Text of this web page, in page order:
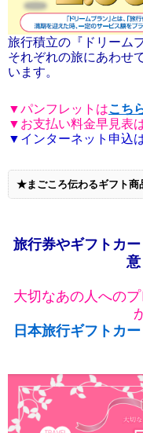
旅行積立の『ドリーム
それぞれの旅にあわせ
います。
▼パンフレットはこち
▼お支払い料金早見表
▼インターネット申込
★まごころ伝わるギフト
旅行券やギフトカ
意
大切なあの人への
日本旅行ギフトカー